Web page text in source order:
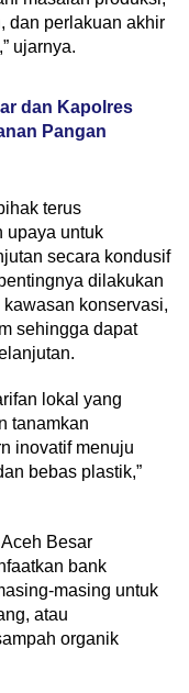
dan perlakuan akhir
ujarnya.
dan Kapolres
Pangan
terus
upaya untuk
secara kondusif
dilakukan
konservasi,
sehingga dapat
lokal yang
tanamkan
inovatif menuju
bebas plastik,”
Besar
bank
masing untuk
atau
organik